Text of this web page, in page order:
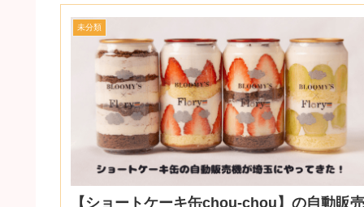
未分類
【ショートケーキ缶chou-chou】の自動販売